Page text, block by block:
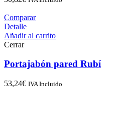
Comparar
Detalle
Añadir al carrito
Cerrar
Portajabón pared Rubí
53,24€ IVA Incluido